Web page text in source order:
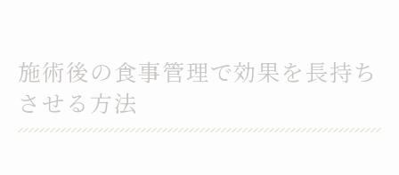
施術後の食事管理で効果を長持ち
させる方法